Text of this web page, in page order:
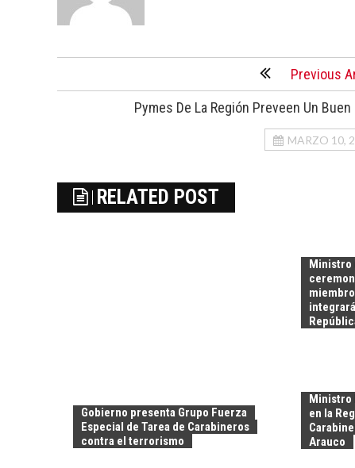
Previous
Pymes De La Región Preveen Un
MARZO 10,
RELATED POST
Gobierno presenta Grupo Fuerza
Especial de Tarea de Carabineros
contra el terrorismo
Ministro
Ministro
en la
Arauco